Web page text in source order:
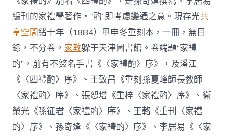
編刊的家禮學著作，“酌”即考慮變通之意。現存光共
享空間緒十年（1884）甲申冬重刻本，一冊，無目
錄，不分卷， 家教躲于天津圖書館。卷端題“家禮
酌”，前有不簽名手書《〈家禮酌〉序》，及潘江
《〈四禮酌〉序》、王致昌《重刻孫夏峰師長教師
〈家禮酌〉序》、張恕增《重梓〈家禮酌〉序》、衛
榮光《孫征君〈家禮酌〉序》、王輅《重刊〈家禮
酌〉序》、孫奇逢《〈家禮酌〉序》、李居易《〈家